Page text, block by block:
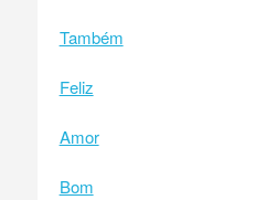
Também
Feliz
Amor
Bom